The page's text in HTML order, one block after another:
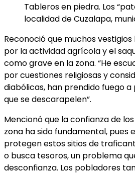
Tableros en piedra. Los
localidad de Cuzalapa,
Reconoció que muchos
por la actividad agrícola y el
como grave en la zona. “He
por cuestiones religiosas y
diabólicas, han prendido fuego
que se descarapelen”.
Mencionó que la confianza de
zona ha sido fundamental, pues
protegen estos sitios de
o busca tesoros, un problema
desconfianza. Los pobladores